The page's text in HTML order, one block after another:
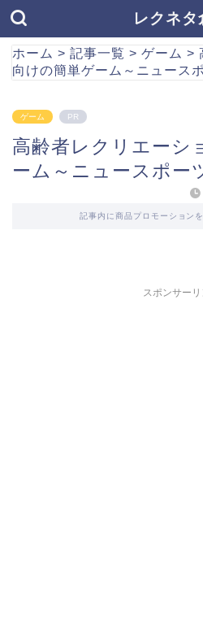
レクネタ
ホーム > 記事一覧 > ゲーム >
向けの簡単ゲーム～ニュース
ゲーム PR
高齢者レクリエーシ
ーム～ニュースポー
記事内に商品プロモーション
スポンサーリ